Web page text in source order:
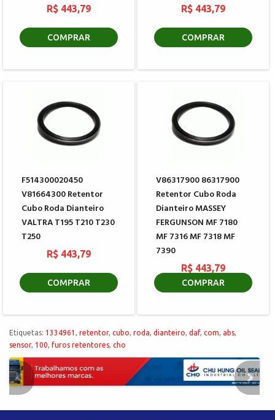
R$ 443,79
COMPRAR
R$ 443,79
COMPRAR
F514300020450
V81664300 Retentor
Cubo Roda Dianteiro
VALTRA T195 T210 T230
T250
R$ 443,79
COMPRAR
V86317900 86317900
Retentor Cubo Roda
Dianteiro MASSEY
FERGUNSON MF 7180
MF 7316 MF 7318 MF
7390
R$ 443,79
COMPRAR
Etiquetas: 1334961 , retentor, cubo, roda, dianteiro, daf, com, abs,
sensor, 100, furos retentores, cho